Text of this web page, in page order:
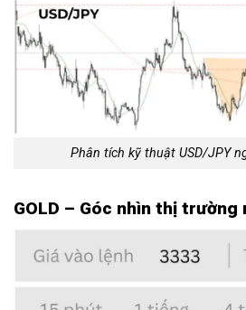
Phân tích kỹ thuật USD/JPY
GOLD – Góc nhìn thị trường